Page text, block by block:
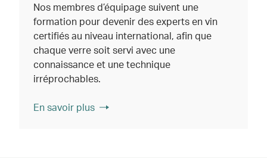
Nos membres d’équipage suivent une
formation pour devenir des experts en vin
certifiés au niveau international, afin que
chaque verre soit servi avec une
connaissance et une technique
irréprochables.
En savoir plus